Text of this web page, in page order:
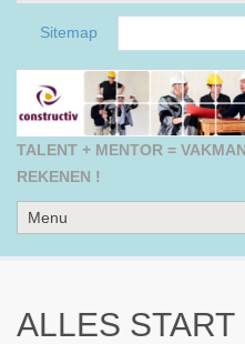
TALENT + MENTOR =
REKENEN !
Sitemap
ALLES START